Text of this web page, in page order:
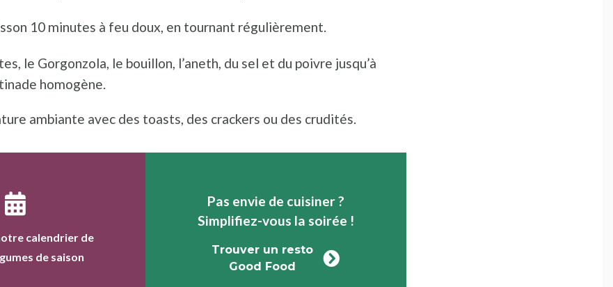
10 minutes à feu doux, en tournant régulièrement.
le Gorgonzola, le bouillon, l’aneth, du sel et du poivre jusqu’à
homogène.
ambiante avec des toasts, des crackers ou des crudités.
calendrier de
de saison
Pas envie de cuisiner ?
Simplifiez-vous la soirée !
Trouver un resto
Good Food